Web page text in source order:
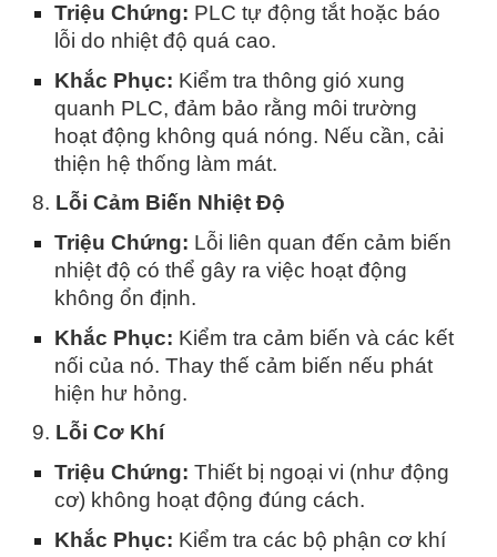
Triệu Chứng: PLC tự động tắt hoặc báo
lỗi do nhiệt độ quá cao.
Khắc Phục: Kiểm tra thông gió xung
quanh PLC, đảm bảo rằng môi trường
hoạt động không quá nóng. Nếu cần, cải
thiện hệ thống làm mát.
8. Lỗi Cảm Biến Nhiệt Độ
Triệu Chứng: Lỗi liên quan đến cảm biến
nhiệt độ có thể gây ra việc hoạt động
không ổn định.
Khắc Phục: Kiểm tra cảm biến và các kết
nối của nó. Thay thế cảm biến nếu phát
hiện hư hỏng.
9. Lỗi Cơ Khí
Triệu Chứng: Thiết bị ngoại vi (như động
cơ) không hoạt động đúng cách.
Khắc Phục: Kiểm tra các bộ phận cơ khí